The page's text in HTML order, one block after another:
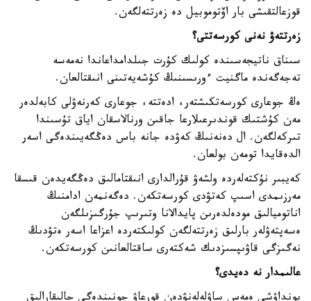
قوزعالتقىشى بار اۆتوموبيل دە زەرتتەلگەن.
زەرتتەۋ نەنى كورسەتتى؟
سىناق ناتيجەسىندە كولىك كۇرت جىلدامداعاندا نەمەسە
تەجەگەندە ماگنيت ءورىسىنىڭ كۇشەيەتىنى انىقتالعان.
ەڭ جوعارى كورسەتكىشتەر، ادەتتە، جوعارى كەرنەۋلى كابەلدەر
مەن كۇشتىك قوندىرعىلارعا جاقىن ورنالاسقان اياق تۇسىندا
تىركەلگەن. ال دەنەنىڭ كەۋدە جانە باس دەڭگەيىندەگى اسەر
الدەقايدا تومەن بولعان.
كەيبىر نۇكتەلەردە ولشەۋ قۇرالدارى انىقتامالىق دەڭگەيدەن قىسقا
مەرزىمدى اسىپ كەتۋدى كورسەتكەن. دەگەنمەن ادامنىڭ
اناتوميالىق مودەلدەرىن پايدالانا وتىرىپ جۇرگىزىلگەن
ەسەپتەۋلەر بارلىق زەرتتەلگەن كولىكتەردە اعزاعا اسەر ەتۋدىڭ
نەگىزگى قاۋىپسىزدىك شەكتەرى ساقتالعانىن كورسەتكەن.
عالىمدار نە دەيدى؟